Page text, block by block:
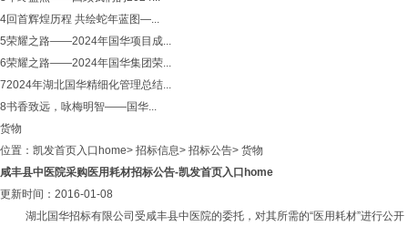
4回首辉煌历程 共绘蛇年蓝图—...
5荣耀之路——2024年国华项目成...
6荣耀之路——2024年国华集团荣...
72024年湖北国华精细化管理总结...
8书香致远，咏梅明智——国华...
货物
位置： 凯发首页入口home> 招标信息> 招标公告> 货物
咸丰县中医院采购医用耗材招标公告-凯发首页入口home
更新时间：2016-01-08
湖北国华招标有限公司受咸丰县中医院的委托，对其所需的“医用耗材”进行公开